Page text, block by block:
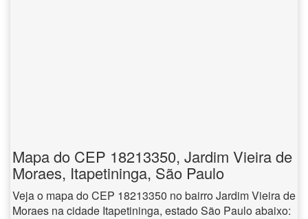
Mapa do CEP 18213350, Jardim Vieira de
Moraes, Itapetininga, São Paulo
Veja o mapa do CEP 18213350 no bairro Jardim Vieira de
Moraes na cidade Itapetininga, estado São Paulo abaixo: